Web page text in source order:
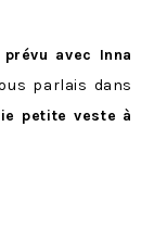
avec Inna
parlais dans
petite veste à